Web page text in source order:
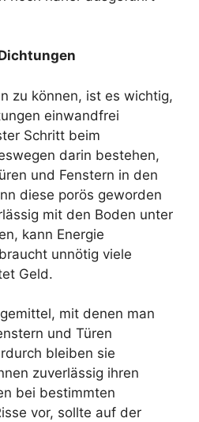
zu können, ist es wichtig,
einwandfrei
Schritt beim
darin bestehen,
und Fenstern in den
diese porös geworden
mit den Boden unter
kann Energie
unnötig viele
Geld.
mit denen man
und Türen
bleiben sie
zuverlässig ihren
bei bestimmten
vor, sollte auf der